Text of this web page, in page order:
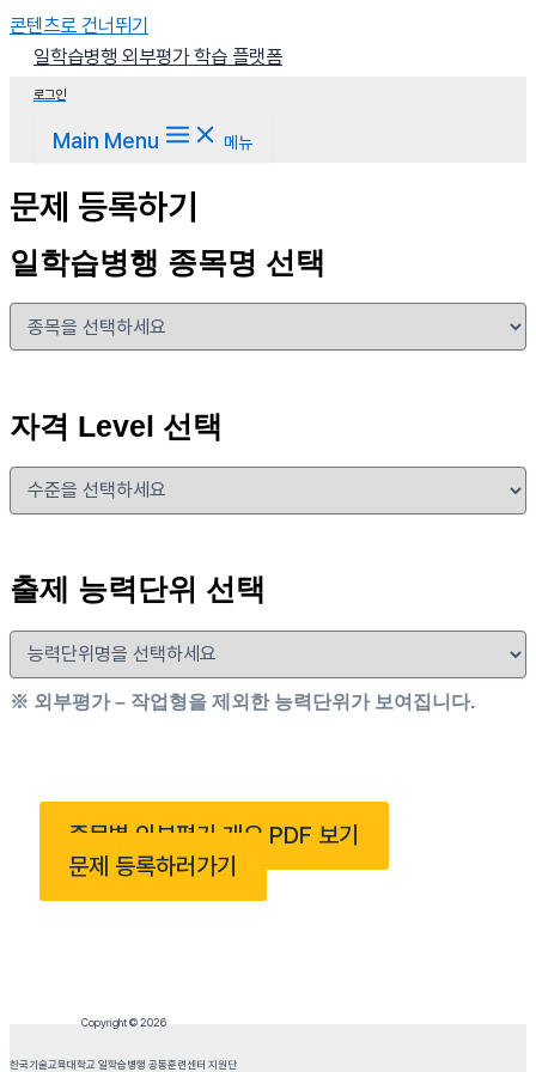
콘텐츠로 건너뛰기
일학습병행 외부평가 학습 플랫폼
로그인
Main Menu 메뉴
문제 등록하기
일학습병행 종목명 선택
자격 Level 선택
출제 능력단위 선택
※ 외부평가 – 작업형을 제외한 능력단위가 보여집니다.
종목별 외부평가 개요 PDF 보기
문제 등록하러가기
Copyright © 2026
한국기술교육대학교 일학습병행 공동훈련센터 지원단